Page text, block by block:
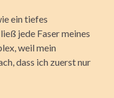
ein tiefes
jede Faser meines
weil mein
dass ich zuerst nur